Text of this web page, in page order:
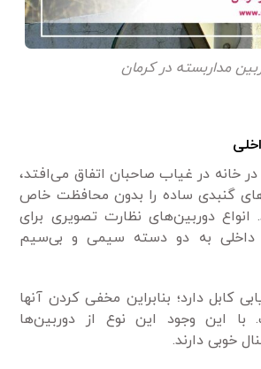
مداربسته در کرمان
در خانه در غیاب صاحبان اتفاق می‌افتد،
گنبدی ساده را بدون محافظت خاص
دوربین‌های نظارت تصویری برای
داخلی به دو دسته سیمی و بی‌سیم
کابل دارد؛ بنابراین مخفی کردن آنها
با این وجود این نوع از دوربین‌ها
خوبی دارند.